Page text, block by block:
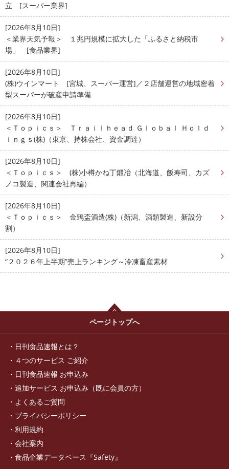
立 [スーパー業界]
[2026年8月10日]
＜業界天気予報＞ １兆円規模に拡大した「ふるさと納税市
場」 [食品業界]
[2026年8月10日]
(株)ウインマート [宮城、スーパー運営]／２店舗運営の地域密着
型スーパーが破産申請準備
[2026年8月10日]
＜Ｔｏｐｉｃｓ＞ Ｔｒａｉｌｈｅａｄ Ｇｌｏｂａｌ Ｈｏｌｄ
ｉｎｇｓ(株)（東京、持株会社、資金調達）
[2026年8月10日]
＜Ｔｏｐｉｃｓ＞ (株)小樽かね丁鍛冶（北海道、飯寿司、カズ
ノコ製造、関連会社再編）
[2026年8月10日]
＜Ｔｏｐｉｃｓ＞ 金鵄盃酒造(株)（新潟、酒類製造、新設分
割）
[2026年8月10日]
“２０２６年上半期”売上ランキング～冷凍畜産素材
ページトップへ
日刊食品速報とは？
４つのサービス ご紹介
日刊食品速報 お申込み
追加サービス お申込み（既に会員の方）
よくあるご質問
プライバシーポリシー
利用規約
会社案内
食品企業データベース『Safety』